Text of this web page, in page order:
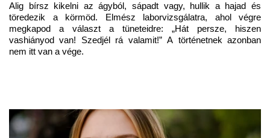
Alig bírsz kikelni az ágyból, sápadt vagy, hullik a hajad és
töredezik a körmöd. Elmész laborvizsgálatra, ahol végre
megkapod a választ a tüneteidre: „Hát persze, hiszen
vashiányod van! Szedjél rá valamit!” A történetnek azonban
nem itt van a vége.